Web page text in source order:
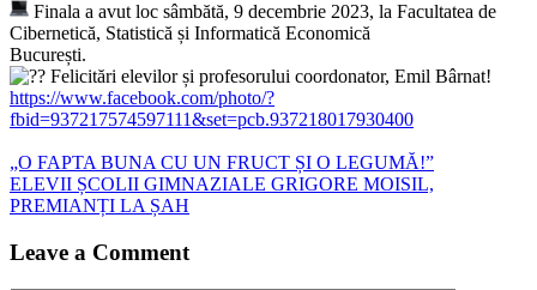
Finala a avut loc sâmbătă, 9 decembrie 2023, la Facultatea de
Cibernetică, Statistică și Informatică Economică
București.
Felicitări elevilor și profesorului coordonator, Emil Bârnat!
https://www.facebook.com/photo/?
fbid=937217574597111&set=pcb.937218017930400
Navigare
în
„O FAPTA BUNA CU UN FRUCT ȘI O LEGUMĂ!”
ELEVII ȘCOLII GIMNAZIALE GRIGORE MOISIL,
PREMIANȚI LA ȘAH
Leave a Comment